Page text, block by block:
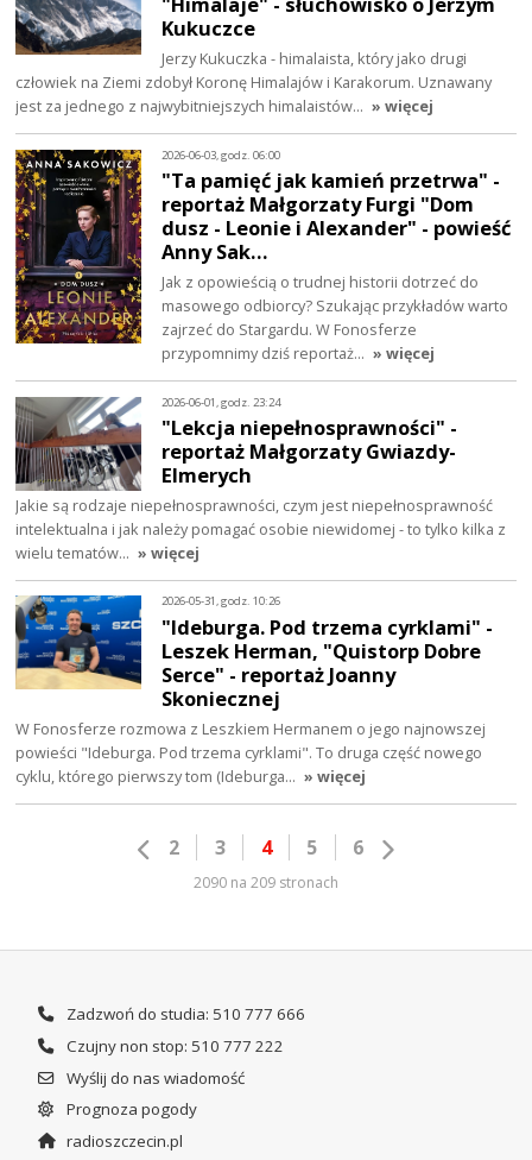
Kukuczce
Jerzy Kukuczka - himalaista, który jako drugi
człowiek na Ziemi zdobył Koronę Himalajów i Karakorum. Uznawany
jest za jednego z najwybitniejszych himalaistów… » więcej
2026-06-03, godz. 06:00
"Ta pamięć jak kamień przetrwa" -
reportaż Małgorzaty Furgi "Dom
dusz - Leonie i Alexander" - powieść
Anny Sak…
Jak z opowieścią o trudnej historii dotrzeć do
masowego odbiorcy? Szukając przykładów warto
zajrzeć do Stargardu. W Fonosferze
przypomnimy dziś reportaż… » więcej
2026-06-01, godz. 23:24
"Lekcja niepełnosprawności" -
reportaż Małgorzaty Gwiazdy-
Elmerych
Jakie są rodzaje niepełnosprawności, czym jest niepełnosprawność
intelektualna i jak należy pomagać osobie niewidomej - to tylko kilka z
wielu tematów… » więcej
2026-05-31, godz. 10:26
"Ideburga. Pod trzema cyrklami" -
Leszek Herman, "Quistorp Dobre
Serce" - reportaż Joanny
Skoniecznej
W Fonosferze rozmowa z Leszkiem Hermanem o jego najnowszej
powieści "Ideburga. Pod trzema cyrklami". To druga część nowego
cyklu, którego pierwszy tom (Ideburga… » więcej
2 3 4 5 6
2090 na 209 stronach
Zadzwoń do studia: 510 777 666
Czujny non stop: 510 777 222
Wyślij do nas wiadomość
Prognoza pogody
radioszczecin.pl